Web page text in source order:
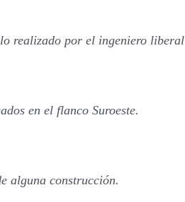
realizado por el ingeniero
en el flanco Suroeste.
alguna construcción.